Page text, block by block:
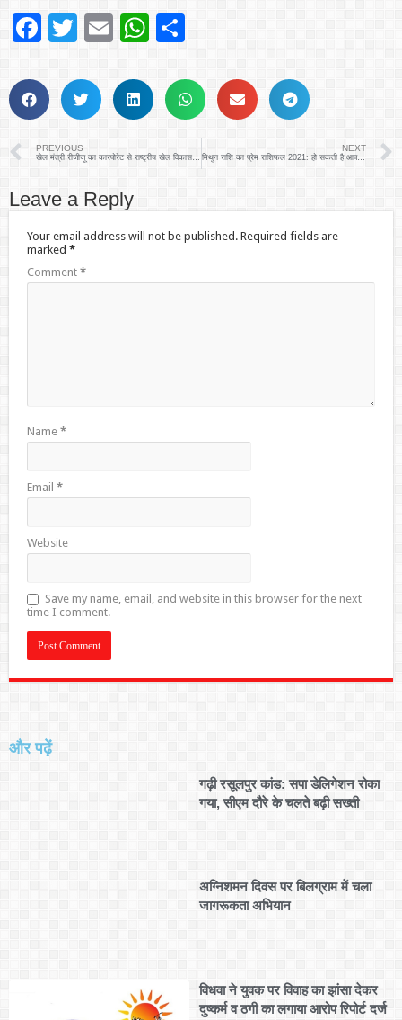
Facebook
Twitter
EmailWhatsApp
PREVIOUS
खेल मंत्री रीजीजू का कारपोरेट से राष्ट्रीय खेल विकास कोष में योगदान देने का आग्रह
NEXT
मिथुन राशि का प्रेम राशिफल 2021: हो सकती है आपकी लव मैरिज, मगर रखना होगा इन बातों का ख्याल
Leave a Reply
Your email address will not be published. Required fields are
marked *
Comment *
Name *
Email *
Website
Save my name, email, and website in this browser for the next
time I comment.
और पढ़ें
गढ़ी रसूलपुर कांड: सपा डेलिगेशन रोका
गया, सीएम दौरे के चलते बढ़ी सख्ती
अग्निशमन दिवस पर बिलग्राम में चला
जागरूकता अभियान
विधवा ने युवक पर विवाह का झांसा देकर
दुष्कर्म व ठगी का लगाया आरोप रिपोर्ट दर्ज